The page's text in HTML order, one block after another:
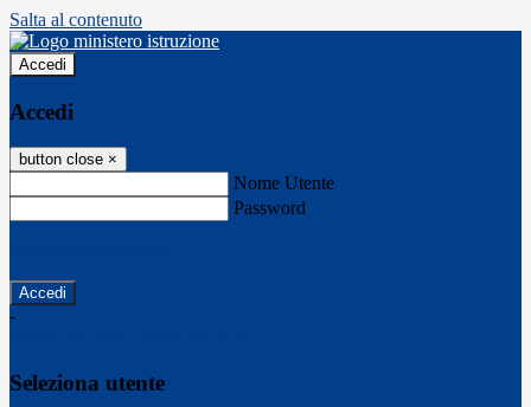
Salta al contenuto
Accedi
Accedi
button close ×
Nome Utente
Password
-
Seleziona utente